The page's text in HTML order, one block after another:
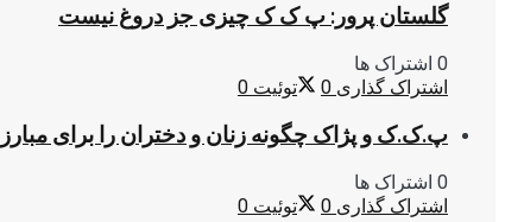
گلستان پرور: پ ک ک چیزی جز دروغ نیست
0 اشتراک ها
اشتراک گذاری 0 توئیت 0
پ.ک.ک و پژاک چگونه زنان و دختران را برای
0 اشتراک ها
اشتراک گذاری 0 توئیت 0